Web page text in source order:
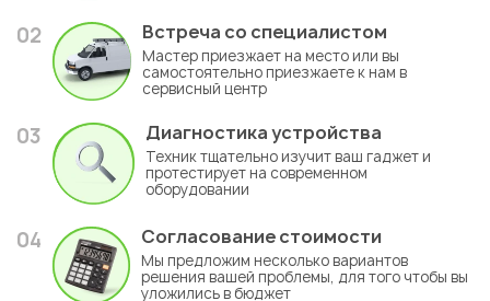
02 Встреча со специалистом
Мастер приезжает на место или вы
самостоятельно приезжаете к нам в
сервисный центр
03 Диагностика устройства
Техник тщательно изучит ваш гаджет и
протестирует на современном
оборудовании
04 Согласование стоимости
Мы предложим несколько вариантов
решения вашей проблемы, для того чтобы вы
уложились в бюджет